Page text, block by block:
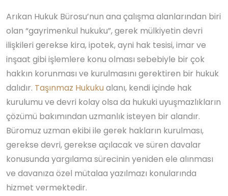
Arıkan Hukuk Bürosu’nun ana çalışma alanlarından biri
olan “gayrimenkul hukuku”, gerek mülkiyetin devri
ilişkileri gerekse kira, ipotek, ayni hak tesisi, imar ve
inşaat gibi işlemlere konu olması sebebiyle bir çok
hakkın korunması ve kurulmasını gerektiren bir hukuk
dalıdır. Taşınmaz Hukuku alanı, kendi içinde hak
kurulumu ve devri kolay olsa da hukuki uyuşmazlıkların
çözümü bakımından uzmanlık isteyen bir alandır.
Büromuz uzman ekibi ile gerek hakların kurulması,
gerekse devri, gerekse açılacak ve süren davalar
konusunda yargılama sürecinin yeniden ele alınması
ve davanıza özel mütalaa yazılmazı konularında
hizmet vermektedir.